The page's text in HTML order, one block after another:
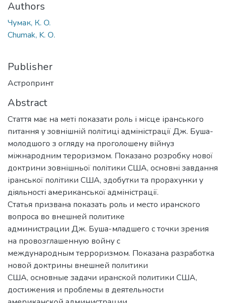
Authors
Чумак, К. O.
Chumak, K. О.
Publisher
Астропринт
Abstract
Стаття має на меті показати роль і місце іранського
питання у зовнішній політиці адміністрації Дж. Буша-
молодшого з огляду на проголошену війнуз
міжнародним тероризмом. Показано розробку нової
доктрини зовнішньої політики США, основні завдання
іранської політики США, здобутки та прорахунки у
діяльності американської адміністрації.
Статья призвана показать роль и место иранского
вопроса во внешней политике
администрации Дж. Буша-младшего с точки зрения
на провозглашенную войну с
международным терроризмом. Показана разработка
новой доктрины внешней политики
США, основные задачи иранской политики США,
достижения и проблемы в деятельности